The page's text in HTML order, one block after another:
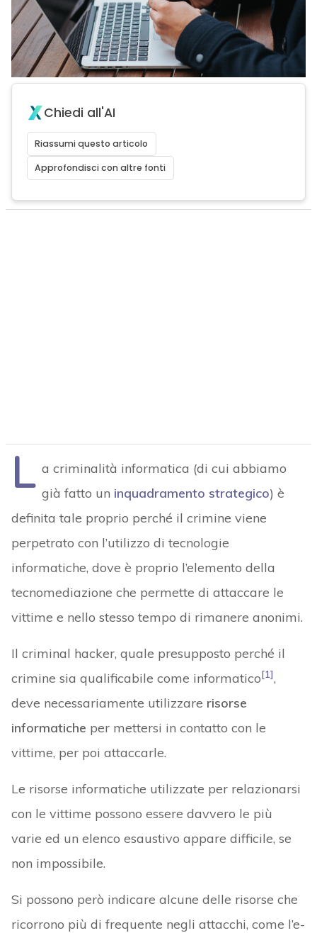
Chiedi all'AI
Riassumi questo articolo
Approfondisci con altre fonti
L a criminalità informatica (di cui abbiamo
già fatto un inquadramento strategico) è
definita tale proprio perché il crimine viene
perpetrato con l’utilizzo di tecnologie
informatiche, dove è proprio l’elemento della
tecnomediazione che permette di attaccare le
vittime e nello stesso tempo di rimanere anonimi.
Il criminal hacker, quale presupposto perché il
crimine sia qualificabile come informatico[1],
deve necessariamente utilizzare risorse
informatiche per mettersi in contatto con le
vittime, per poi attaccarle.
Le risorse informatiche utilizzate per relazionarsi
con le vittime possono essere davvero le più
varie ed un elenco esaustivo appare difficile, se
non impossibile.
Si possono però indicare alcune delle risorse che
ricorrono più di frequente negli attacchi, come l’e-